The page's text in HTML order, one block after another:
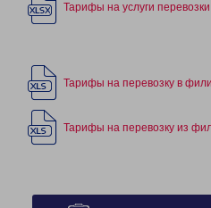
Тарифы на услуги перевозки
Тарифы на перевозку в
Тарифы на перевозку из